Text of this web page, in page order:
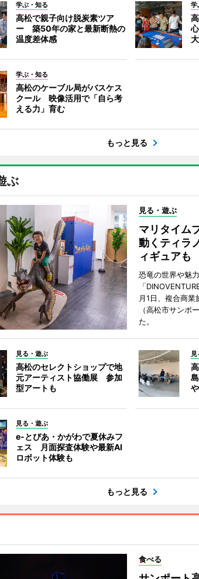
学ぶ・知る
高松で親子向け脱炭素ツア
ー 築50年の家と最新断熱の
温度差体感
学
学ぶ・知る
高松のケーブル局がバスケス
クール 映像活用で「自ら考
える力」育む
もっと見る
ぶ
見る・遊ぶ
マリタイム
動くティラ
ィギュアも
恐竜の世界や魅
「
月1日、複合商業
（高松市サンポ
た。
見る・遊ぶ
高松のセレクトショップで地
元アーティスト協働展 参加
型アートも
見る・遊ぶ
e-とぴあ・かがわで夏休みフ
ェス 月面探査体験や最新AI
ロボット体験も
もっと見る
食べる